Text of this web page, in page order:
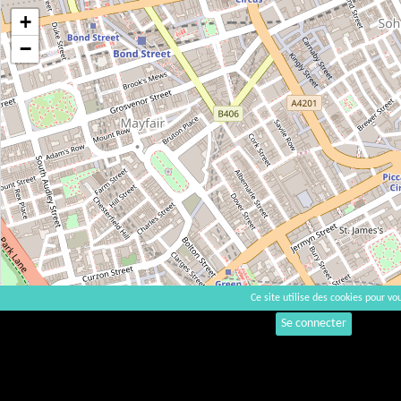
+
−
Se connecter
Ce site utilise des cookies pour